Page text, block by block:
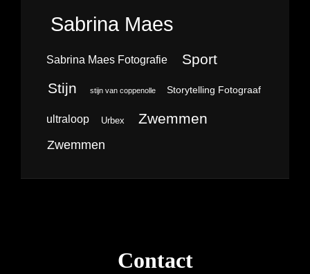
Sabrina Maes
Sabrina Maes Fotografie Sport
Stijn stijn van coppenolle Storytelling Fotograaf
ultraloop Urbex Zwemmen
Zwemmen
Contact